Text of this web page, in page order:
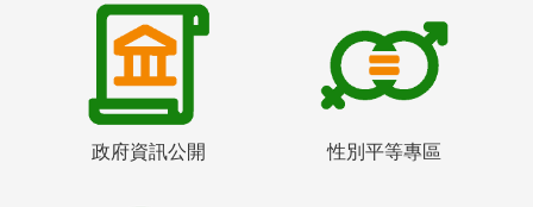
政府資訊公開 性別平等專區